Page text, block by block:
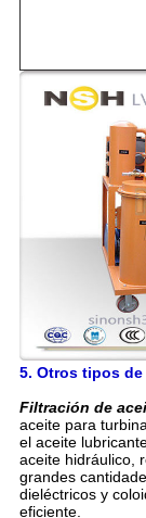
5. Otros tipos
Filtración de
aceite para
el aceite
aceite hidráulico,
grandes
dieléctricos y
eficiente.